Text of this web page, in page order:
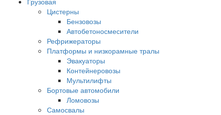
Цистерны
Бензовозы
Автобетоносмесители
Рефрижераторы
Платформы и низкорамные тралы
Эвакуаторы
Контейнеровозы
Мультилифты
Бортовые автомобили
Ломовозы
Самосвалы